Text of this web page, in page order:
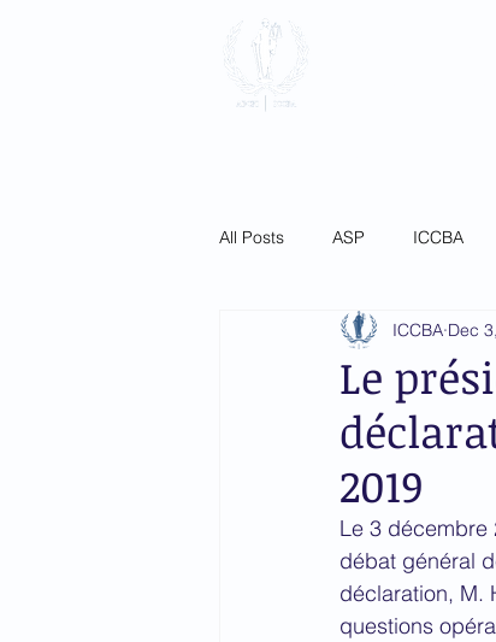
All Posts ASP ICCBA
Le
2019
ICCBA Dec
Le 3 décembre
débat général
déclaration, M.
questions